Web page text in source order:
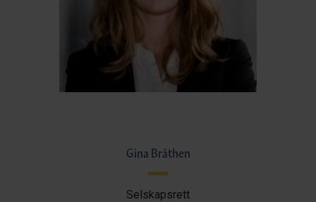
Gina Bråthen
Selskapsrett